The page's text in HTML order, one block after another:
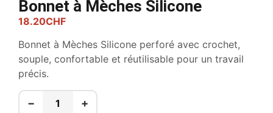
Bonnet à Mèches Silicone
18.20CHF
Bonnet à Mèches Silicone perforé avec crochet,
souple, confortable et réutilisable pour un travail
précis.
− +